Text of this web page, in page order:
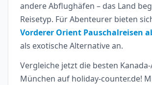
andere Abflughäfen – das Land
Reisetyp. Für Abenteurer bieten
Vorderer Orient Pauschalreisen
als exotische Alternative an.
Vergleiche jetzt die besten
München auf holiday-counter.de!